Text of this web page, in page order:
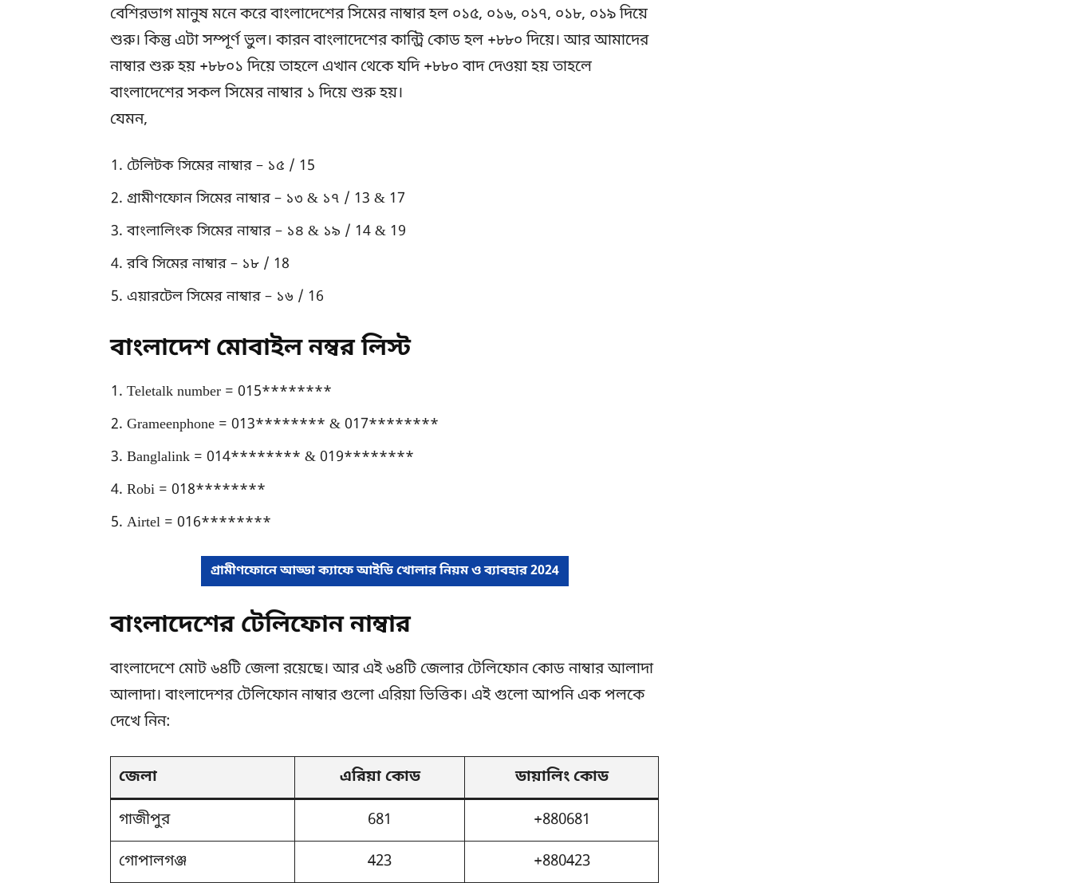
বেশিরভাগ মানুষ মনে করে বাংলাদেশের সিমের নাম্বার হল ০১৫, ০১৬, ০১৭, ০১৮, ০১৯ দিয়ে
শুরু। কিন্তু এটা সম্পূর্ণ ভুল। কারন বাংলাদেশের কান্ট্রি কোড হল +৮৮০ দিয়ে। আর আমাদের
নাম্বার শুরু হয় +৮৮০১ দিয়ে তাহলে এখান থেকে যদি +৮৮০ বাদ দেওয়া হয় তাহলে
বাংলাদেশের সকল সিমের নাম্বার ১ দিয়ে শুরু হয়।
যেমন,
টেলিটক সিমের নাম্বার – ১৫ / 15
গ্রামীণফোন সিমের নাম্বার – ১৩ & ১৭ / 13 & 17
বাংলালিংক সিমের নাম্বার – ১৪ & ১৯ / 14 & 19
রবি সিমের নাম্বার – ১৮ / 18
এয়ারটেল সিমের নাম্বার – ১৬ / 16
বাংলাদেশ মোবাইল নম্বর লিস্ট
Teletalk number = 015********
Grameenphone = 013******** & 017********
Banglalink = 014******** & 019********
Robi = 018********
Airtel = 016********
গ্রামীণফোনে আড্ডা ক্যাফে আইডি খোলার নিয়ম ও ব্যাবহার 2024
বাংলাদেশের টেলিফোন নাম্বার
বাংলাদেশে মোট ৬৪টি জেলা রয়েছে। আর এই ৬৪টি জেলার টেলিফোন কোড নাম্বার আলাদা
আলাদা। বাংলাদেশর টেলিফোন নাম্বার গুলো এরিয়া ভিত্তিক। এই গুলো আপনি এক পলকে
দেখে নিন:
জেলা এরিয়া কোড ডায়ালিং কোড
গাজীপুর 681 +880681
গোপালগঞ্জ 423 +880423